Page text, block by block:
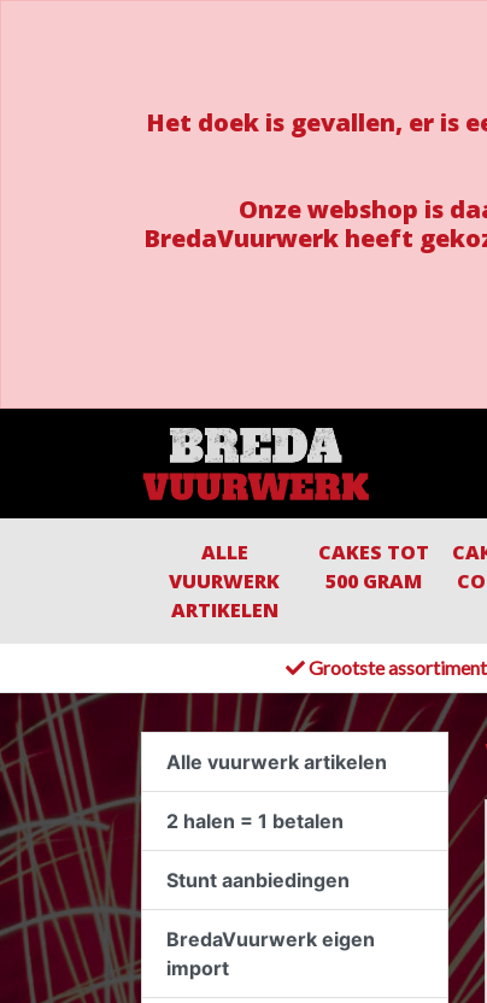
Het doek is gevallen, er is
Onze webshop is
BredaVuurwerk heeft
ALLE
VUURWERK
ARTIKELEN
CAKES TOT
500 GRAM
Grootste
Alle vuurwerk artikelen
2 halen = 1 betalen
Stunt aanbiedingen
BredaVuurwerk eigen
import